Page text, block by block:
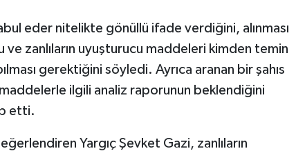
eder nitelikte gönüllü ifade verdiğini, alınması
zanlıların uyuşturucu maddeleri kimden temin
gerektiğini söyledi. Ayrıca aranan bir şahıs
ilgili analiz raporunun beklendiğini
etti.
Yargıç Şevket Gazi, zanlıların